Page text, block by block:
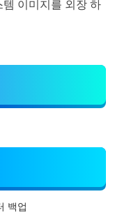
템 이미지를 외장 하
백업